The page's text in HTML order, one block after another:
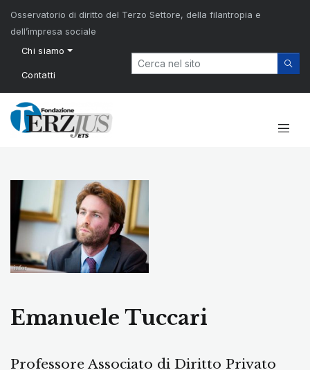
Osservatorio di diritto del Terzo Settore, della filantropia e
dell’impresa sociale
Chi siamo
Contatti
Emanuele Tuccari
Professore Associato di Diritto Privato